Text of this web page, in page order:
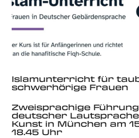
Islamunterricht für
schwerhörige Frauen
Zweisprachige Führung
deutscher
Kunst in München am
18.45 Uhr